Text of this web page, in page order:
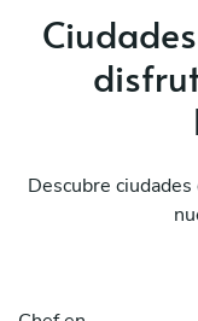
Descubre